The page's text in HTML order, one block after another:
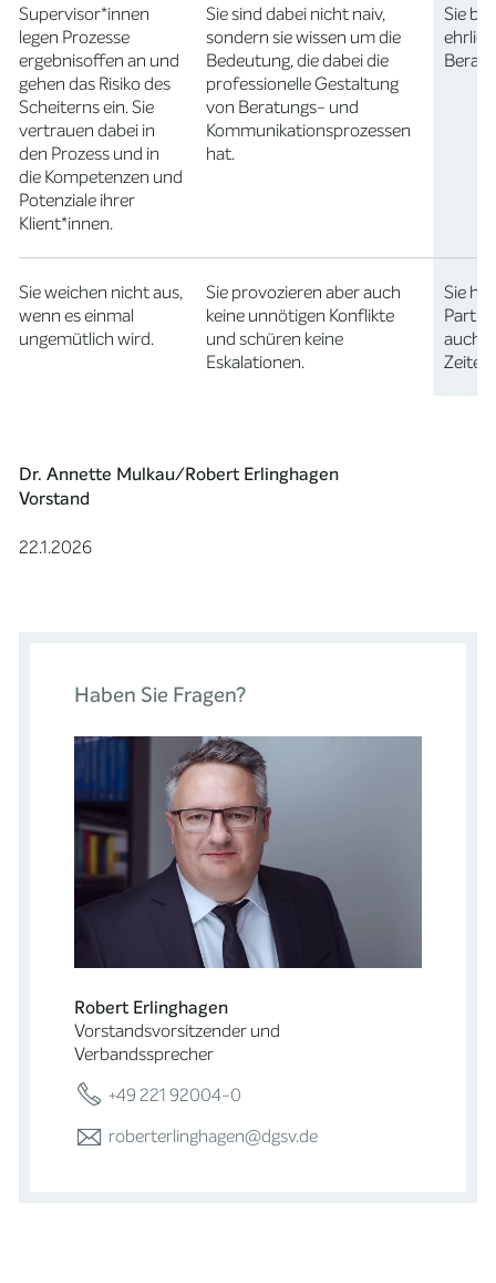
Supervisor*innen
legen Prozesse
ergebnisoffen an und
gehen das Risiko des
Scheiterns ein. Sie
vertrauen dabei in
den Prozess und in
die Kompetenzen und
Potenziale ihrer
Klient*innen.
Sie sind dabei nicht naiv,
sondern sie wissen um die
Bedeutung, die dabei die
professionelle Gestaltung
von Beratungs- und
Kommunikationsprozessen
hat.
Sie
Sie weichen nicht aus,
wenn es einmal
ungemütlich wird.
Sie provozieren aber auch
keine unnötigen Konflikte
und schüren keine
Eskalationen.
Sie
auch
Zeiten
Dr. Annette Mulkau/Robert Erlinghagen
Vorstand
22.1.2026
Haben Sie Fragen?
Robert Erlinghagen
Vorstandsvorsitzender und
Verbandssprecher
+49 221 92004-0
roberterlinghagen@dgsv.de